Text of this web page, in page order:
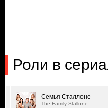
Роли в
Семья Сталлоне
The Family Stallone